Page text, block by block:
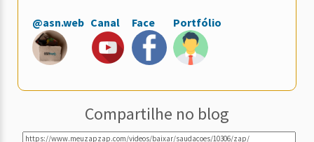
@asn.web Canal Face Portfólio
Compartilhe no blog